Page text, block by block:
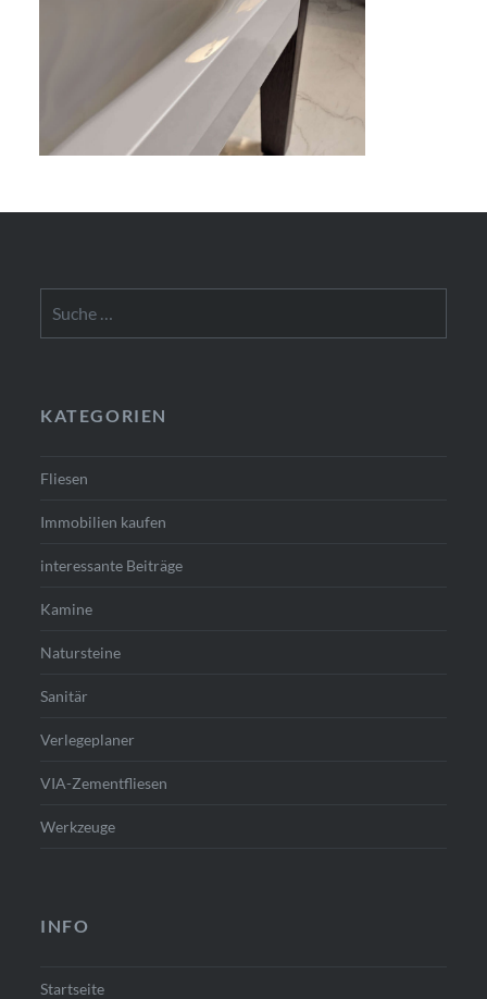
nach:
KATEGORIEN
Fliesen
Immobilien kaufen
interessante Beiträge
Kamine
Natursteine
Sanitär
Verlegeplaner
VIA-Zementfliesen
Werkzeuge
INFO
Startseite